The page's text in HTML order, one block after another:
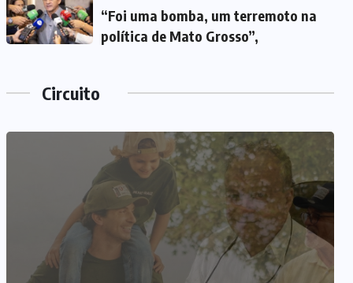
“Foi uma bomba, um terremoto na
política de Mato Grosso”,
Circuito